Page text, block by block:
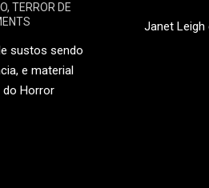
, TERROR DE
sustos sendo
e material
do Horror
Janet